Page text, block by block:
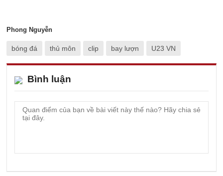
Phong Nguyễn
bóng đá thủ môn clip bay lượn U23 VN
Bình luận